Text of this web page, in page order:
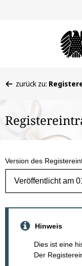
befinden
hier:
zurück zu:
Version des
Hinweis
Dies ist eine
Der